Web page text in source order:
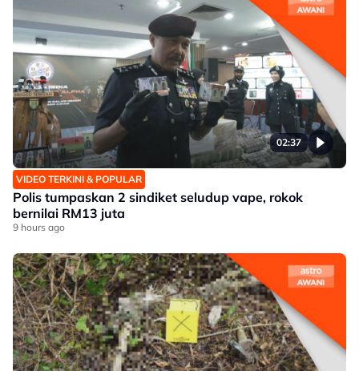
02:37
VIDEO TERKINI & POPULAR
Polis tumpaskan 2 sindiket seludup vape, rokok
bernilai RM13 juta
9 hours ago